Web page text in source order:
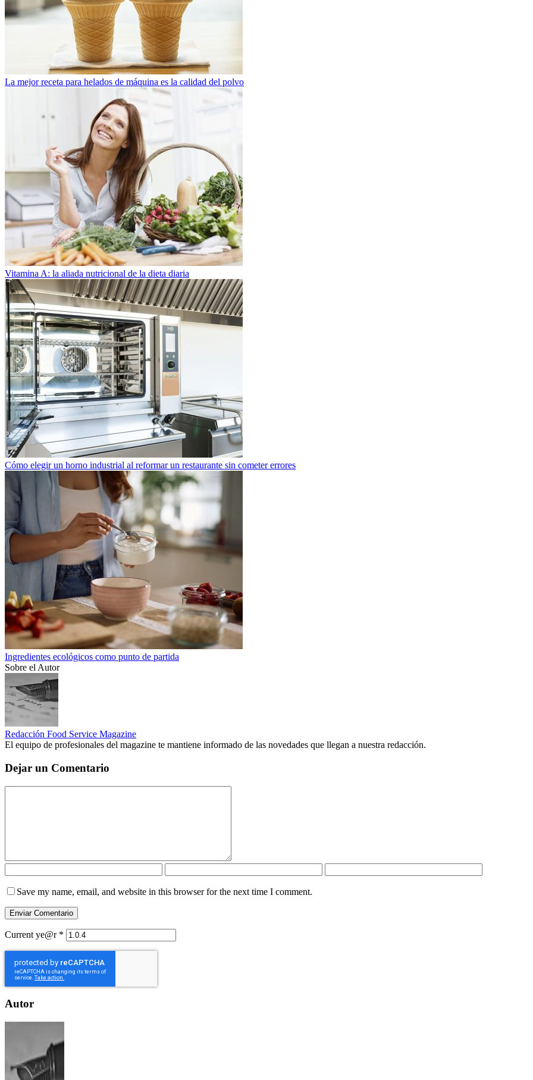
La mejor receta para helados de máquina es la calidad del polvo
Vitamina A: la aliada nutricional de la dieta diaria
Cómo elegir un horno industrial al reformar un restaurante sin cometer errores
Ingredientes ecológicos como punto de partida
Sobre el Autor
Redacción Food Service Magazine
El equipo de profesionales del magazine te mantiene informado de las novedades que llegan a nuestra redacción.
Dejar un Comentario
Save my name, email, and website in this browser for the next time I comment.
Current ye@r *
Autor